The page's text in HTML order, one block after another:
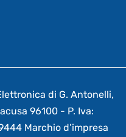
di G. Antonelli,
96100 - P. Iva:
Marchio d’impresa